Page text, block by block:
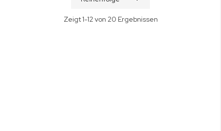
Zeigt1-12 von 20 Ergebnissen